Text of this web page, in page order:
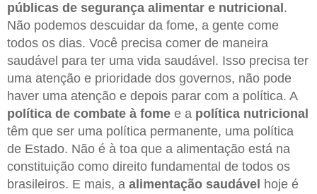
públicas de segurança alimentar e nutricional .
Não podemos descuidar da fome, a gente come
todos os dias. Você precisa comer de maneira
saudável para ter uma vida saudável. Isso precisa ter
uma atenção e prioridade dos governos, não pode
haver uma atenção e depois parar com a política. A
política de combate à fome e a política nutricional
têm que ser uma política permanente, uma política
de Estado. Não é à toa que a alimentação está na
constituição como direito fundamental de todos os
brasileiros. E mais, a alimentação saudável hoje é